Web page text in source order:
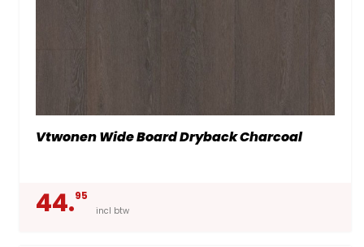
Vtwonen Wide Board Dryback Charcoal
44.95
incl btw